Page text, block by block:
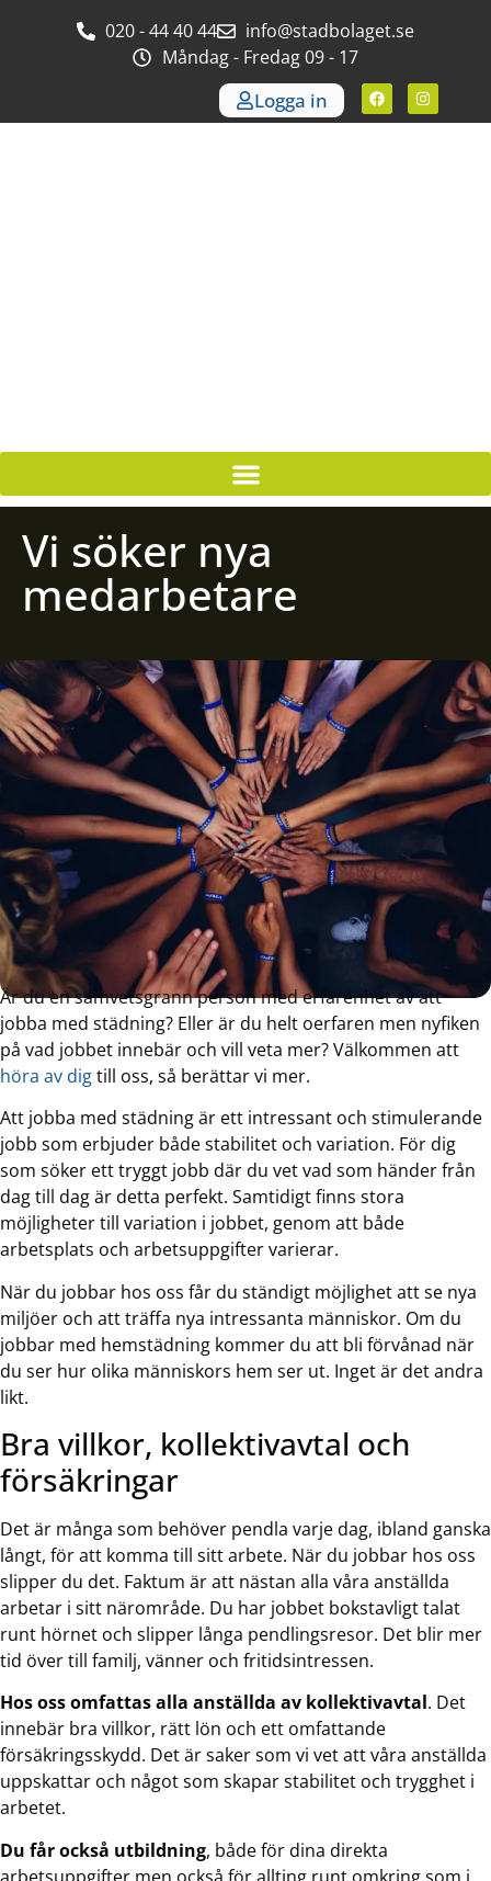
020 - 44 40 44
info@stadbolaget.se
Måndag - Fredag 09 - 17
Logga in
Vi söker nya
medarbetare
Är du en samvetsgrann person med erfarenhet av att
jobba med städning? Eller är du helt oerfaren men nyfiken
på vad jobbet innebär och vill veta mer? Välkommen att
höra av digtill oss, så berättar vi mer.
Att jobba med städning är ett intressant och stimulerande
jobb som erbjuder både stabilitet och variation. För dig
som söker ett tryggt jobb där du vet vad som händer från
dag till dag är detta perfekt. Samtidigt finns stora
möjligheter till variation i jobbet, genom att både
arbetsplats och arbetsuppgifter varierar.
När du jobbar hos oss får du ständigt möjlighet att se nya
miljöer och att träffa nya intressanta människor. Om du
jobbar med hemstädning kommer du att bli förvånad när
du ser hur olika människors hem ser ut. Inget är det andra
likt.
Bra villkor, kollektivavtal och
försäkringar
Det är många som behöver pendla varje dag, ibland ganska
långt, för att komma till sitt arbete. När du jobbar hos oss
slipper du det. Faktum är att nästan alla våra anställda
arbetar i sitt närområde. Du har jobbet bokstavligt talat
runt hörnet och slipper långa pendlingsresor. Det blir mer
tid över till familj, vänner och fritidsintressen.
Hos oss omfattas alla anställda av kollektivavtal. Det
innebär bra villkor, rätt lön och ett omfattande
försäkringsskydd. Det är saker som vi vet att våra anställda
uppskattar och något som skapar stabilitet och trygghet i
arbetet.
Du får också utbildning, både för dina direkta